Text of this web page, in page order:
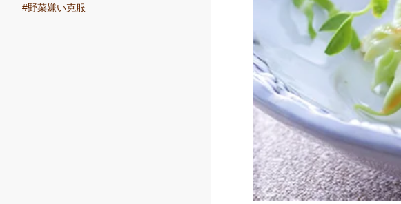
野菜嫌い克服